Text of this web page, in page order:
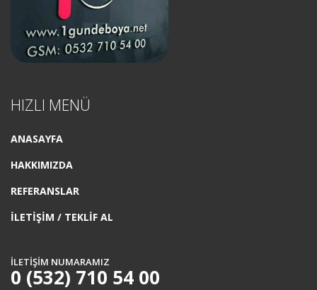
HIZLI MENÜ
ANASAYFA
HAKKIMIZDA
REFERANSLAR
İLETİŞİM / TEKLİF AL
İLETİŞİM NUMARAMIZ
0 (532) 710 54 00